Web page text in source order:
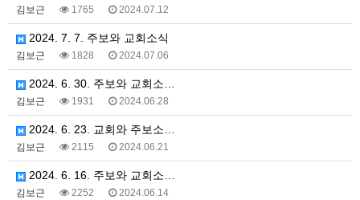
김보근 1765 2024.07.12
2024. 7. 7. 주보와 교회소식
김보근 1828 2024.07.06
2024. 6. 30. 주보와 교회소…
김보근 1931 2024.06.28
2024. 6. 23. 교회와 주보소…
김보근 2115 2024.06.21
2024. 6. 16. 주보와 교회소…
김보근 2252 2024.06.14